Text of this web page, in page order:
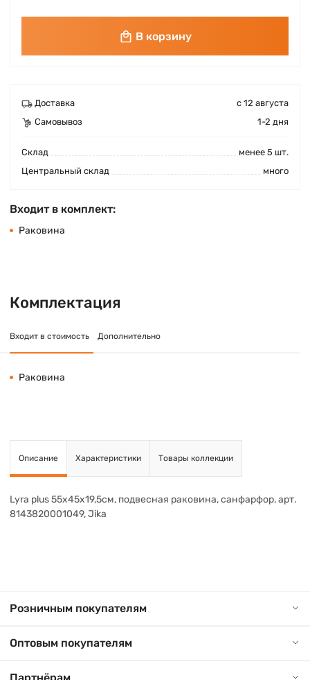
В корзину
Доставка
с 12 августа
Самовывоз
1-2 дня
Cклад
менее 5 шт.
Центральный склад
много
Входит в комплект:
Раковина
Комплектация
Входит в стоимость Дополнительно
Раковина
Описание Характеристики Товары коллекции
Lyra plus 55х45х19,5см, подвесная раковина, санфарфор, арт.
8143820001049, Jika
Розничным покупателям
Оптовым покупателям